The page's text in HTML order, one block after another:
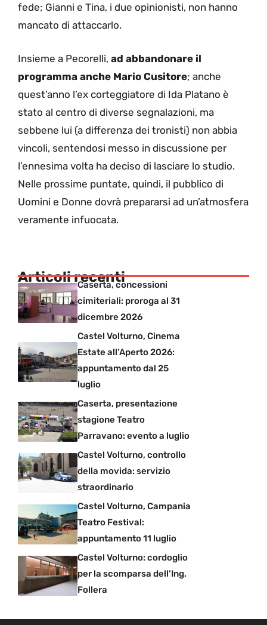
fede; Gianni e Tina, i due opinionisti, non hanno
mancato di attaccarlo.
Insieme a Pecorelli, ad abbandonare il
programma anche Mario Cusitore; anche
quest’anno l’ex corteggiatore di Ida Platano è
stato al centro di diverse segnalazioni, ma
sebbene lui (a differenza dei tronisti) non abbia
vincoli, sentendosi messo in discussione per
l’ennesima volta ha deciso di lasciare lo studio.
Nelle prossime puntate, quindi, il pubblico di
Uomini e Donne dovrà prepararsi ad un’atmosfera
veramente infuocata.
Articoli recenti
Caserta, concessioni
cimiteriali: proroga al 31
dicembre 2026
Castel Volturno, Cinema
Estate all’Aperto 2026:
appuntamento dal 25
luglio
Caserta, presentazione
stagione Teatro
Parravano: evento a luglio
Castel Volturno, controllo
della movida: servizio
straordinario
Castel Volturno, Campania
Teatro Festival:
appuntamento 11 luglio
Castel Volturno: cordoglio
per la scomparsa dell’Ing.
Follera